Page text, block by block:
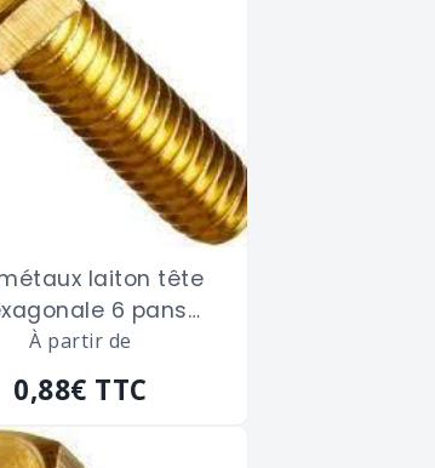
laiton tête
6 pans
total de 4 x 16
m/m
À partir de
0,88€ TTC